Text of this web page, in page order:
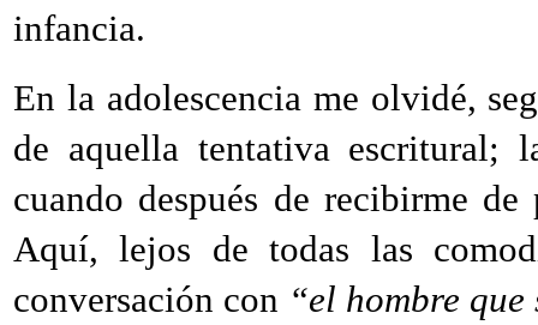
infancia.
En la adolescencia me olvidé,
de aquella tentativa escritural;
cuando después de recibirme
Aquí, lejos de todas las
conversación con “el hombre